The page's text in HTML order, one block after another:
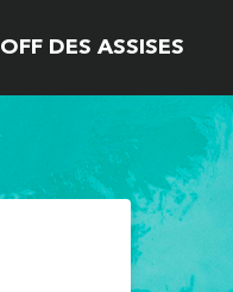
OFF DES ASSISES